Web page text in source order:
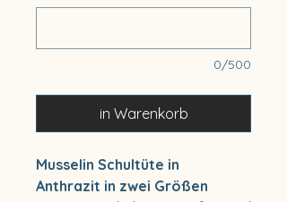
0/500
in Warenkorb
Musselin Schultüte in
Anthrazit in zwei Größen